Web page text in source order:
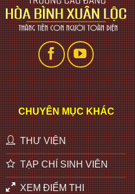
CHUYÊN MỤC KHÁC
THƯ VIỆN
TẠP CHÍ SINH VIÊN
XEM ĐIỂM THI